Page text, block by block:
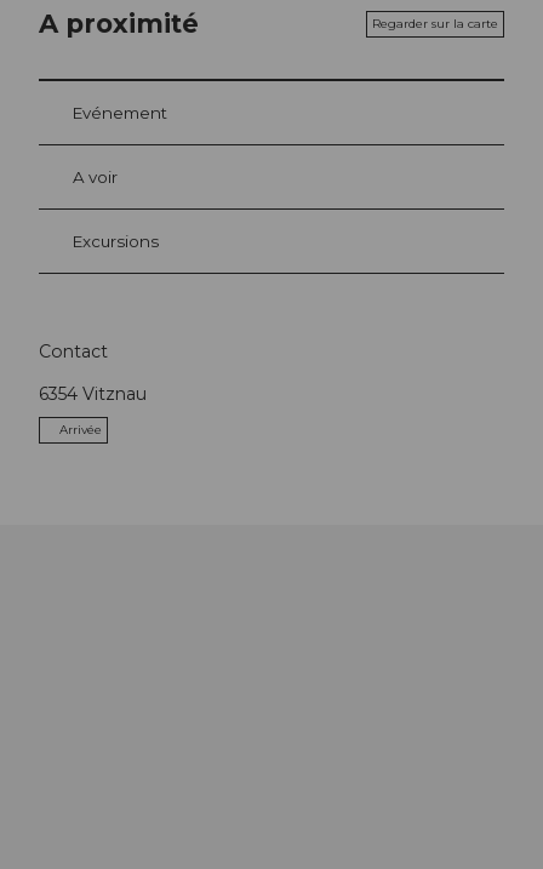
A proximité Regarder sur la carte
Evénement
A voir
Excursions
Contact
6354 Vitznau
Arrivée